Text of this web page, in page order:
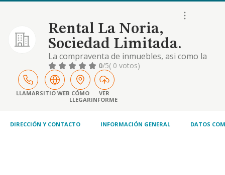
Rental La Noria,
Sociedad Limitada.
La compraventa de inmuebles, asi como la
construccion, promocion y alquiler de
viviendas y bajos comerciales
0/5( 0 votos)
LLAMARSITIO WEB CÓMO
LLEGAR
VER
INFORME
DIRECCIÓN Y CONTACTO INFORMACIÓN GENERAL DATOS